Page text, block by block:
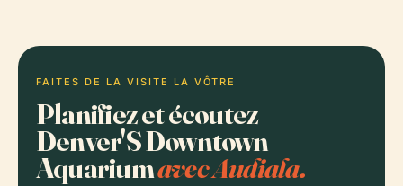
FAITES DE LA VISITE LA VÔTRE
Planifiez et écoutez
Denver'S Downtown
Aquariumavec Audiala.